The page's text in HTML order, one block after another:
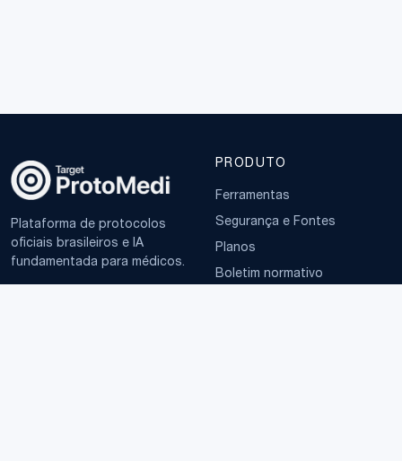
Plataforma de protocolos
oficiais brasileiros e IA
fundamentada para médicos.
PRODUTO
Ferramentas
Segurança e Fontes
Planos
Boletim normativo